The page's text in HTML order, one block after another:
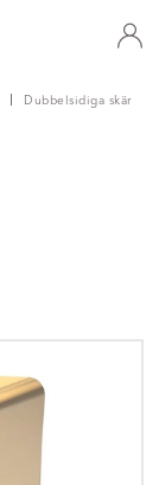
Dubbelsidiga skär